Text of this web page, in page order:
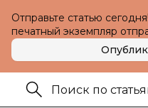
Отправьте статью
печатный экземпляр